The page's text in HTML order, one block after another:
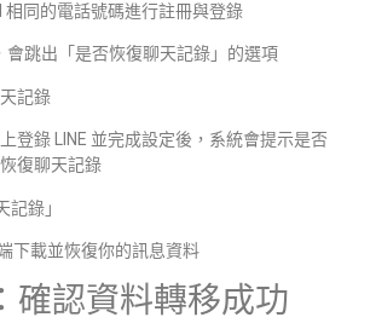
相同的電話號碼進行註冊與登錄
會跳出「是否恢復聊天記錄」的選項
記錄
登錄 LINE 並完成設定後，系統會提示是否
復聊天記錄
記錄」
下載並恢復你的訊息資料
確認資料轉移成功